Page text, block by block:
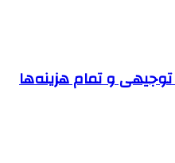
و تمام هزینه‌ها